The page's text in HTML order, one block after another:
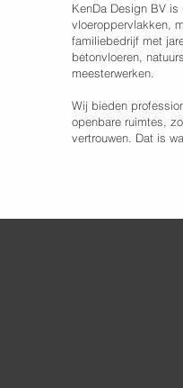
KenDa Design BV
vloeroppervlakken,
familiebedrijf met
betonvloeren,
meesterwerken.
Wij bieden
openbare ruimtes,
vertrouwen. Dat is